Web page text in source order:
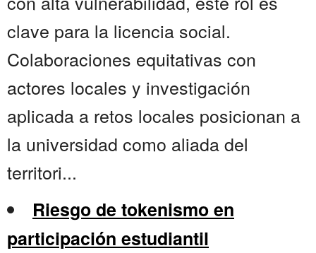
clave para la licencia social.
Colaboraciones equitativas con
actores locales y investigación
aplicada a retos locales posicionan a
la universidad como aliada del
territori...
Riesgo de tokenismo en
participación estudiantil